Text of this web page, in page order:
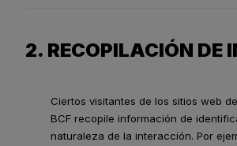
2. RECOPILACIÓN DE
Ciertos visitantes de los sitios web
BCF recopile información de
naturaleza de la interacción. Por